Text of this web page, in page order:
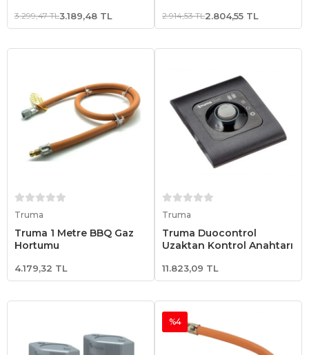
3.299,47 TL3.189,48 TL 2.914,53 TL2.804,55 TL
Truma
Truma 1 Metre BBQ Gaz
Hortumu
4.179,32 TL
Truma
Truma Duocontrol
Uzaktan Kontrol Anahtarı
11.823,09 TL
%4